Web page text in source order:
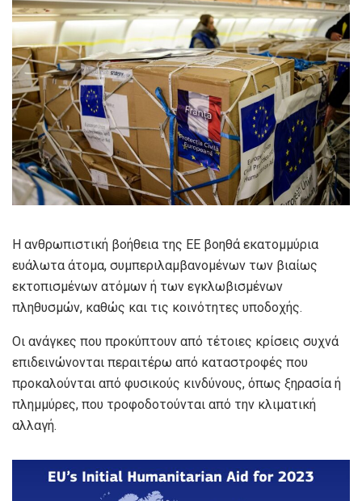
Η ανθρωπιστική βοήθεια της ΕΕ βοηθά εκατομμύρια
ευάλωτα άτομα, συμπεριλαμβανομένων των βιαίως
εκτοπισμένων ατόμων ή των εγκλωβισμένων
πληθυσμών, καθώς και τις κοινότητες υποδοχής.
Οι ανάγκες που προκύπτουν από τέτοιες κρίσεις συχνά
επιδεινώνονται περαιτέρω από καταστροφές που
προκαλούνται από φυσικούς κινδύνους, όπως ξηρασία ή
πλημμύρες, που τροφοδοτούνται από την κλιματική
αλλαγή.